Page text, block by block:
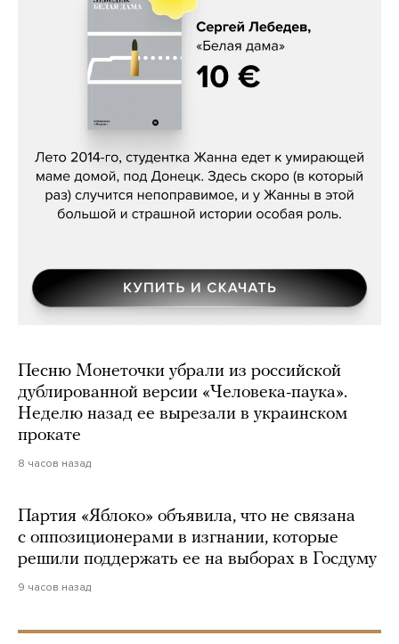
Сергей Лебедев, «Белая дама»
Песню Монеточки убрали из российской
дублированной версии «Человека-паука».
Неделю назад ее вырезали в украинском
прокате
8 часов назад
Партия «Яблоко» объявила, что не связана
с оппозиционерами в изгнании, которые
решили поддержать ее на выборах в Госдуму
9 часов назад